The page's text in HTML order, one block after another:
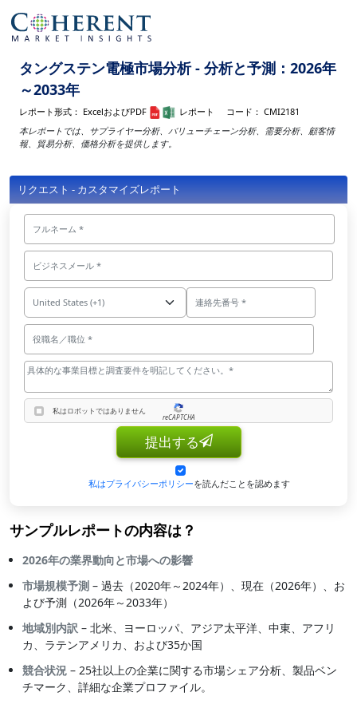
タングステン電極市場分析 - 分析と予測：2026年
～2033年
レポート形式： ExcelおよびPDF レポート コード： CMI2181
本レポートでは、サプライヤー分析、バリューチェーン分析、需要分析、顧客情
報、貿易分析、価格分析を提供します。
リクエスト - カスタマイズレポート
私はロボットではありません
私はロボットではありません
reCAPTCHA
提出する
私はプライバシーポリシーを読んだことを認めます
サンプルレポートの内容は？
2026年の業界動向と市場への影響
市場規模予測 – 過去（2020年～2024年）、現在（2026年）、お
よび予測（2026年～2033年）
地域別内訳 – 北米、ヨーロッパ、アジア太平洋、中東、アフリ
カ、ラテンアメリカ、および35か国
競合状況 – 25社以上の企業に関する市場シェア分析、製品ベン
チマーク、詳細な企業プロファイル。